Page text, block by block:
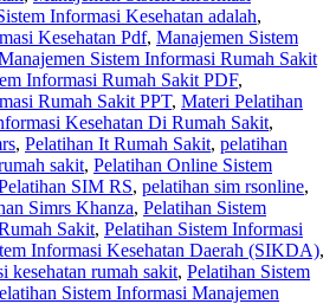
Informasi Kesehatan adalah,
Kesehatan Pdf, Manajemen Sistem
Sistem Informasi Rumah Sakit
Informasi Rumah Sakit PDF,
Rumah Sakit PPT, Materi Pelatihan
Kesehatan Di Rumah Sakit,
, Pelatihan It Rumah Sakit, pelatihan
sakit, Pelatihan Online Sistem
SIM RS, pelatihan sim rsonline,
Simrs Khanza, Pelatihan Sistem
Sakit, Pelatihan Sistem Informasi
Informasi Kesehatan Daerah (SIKDA),
kesehatan rumah sakit, Pelatihan Sistem
Sistem Informasi Manajemen